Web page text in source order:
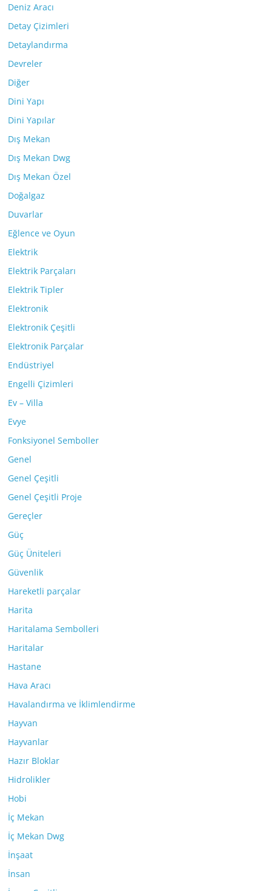
Deniz Aracı
Detay Çizimleri
Detaylandırma
Devreler
Diğer
Dini Yapı
Dini Yapılar
Dış Mekan
Dış Mekan Dwg
Dış Mekan Özel
Doğalgaz
Duvarlar
Eğlence ve Oyun
Elektrik
Elektrik Parçaları
Elektrik Tipler
Elektronik
Elektronik Çeşitli
Elektronik Parçalar
Endüstriyel
Engelli Çizimleri
Ev – Villa
Evye
Fonksiyonel Semboller
Genel
Genel Çeşitli
Genel Çeşitli Proje
Gereçler
Güç
Güç Üniteleri
Güvenlik
Hareketli parçalar
Harita
Haritalama Sembolleri
Haritalar
Hastane
Hava Aracı
Havalandırma ve İklimlendirme
Hayvan
Hayvanlar
Hazır Bloklar
Hidrolikler
Hobi
İç Mekan
İç Mekan Dwg
İnşaat
İnsan